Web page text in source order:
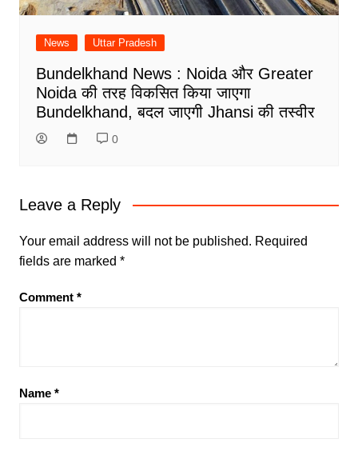
News Uttar Pradesh
Bundelkhand News : Noida और Greater
Noida की तरह विकसित किया जाएगा
Bundelkhand, बदल जाएगी Jhansi की तस्वीर
0
Leave a Reply
Your email address will not be published. Required
fields are marked *
Comment *
Name *